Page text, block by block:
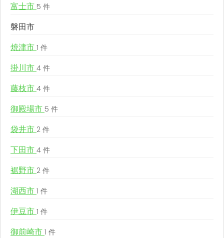
富士市 5 件
磐田市
焼津市 1 件
掛川市 4 件
藤枝市 4 件
御殿場市 5 件
袋井市 2 件
下田市 4 件
裾野市 2 件
湖西市 1 件
伊豆市 1 件
御前崎市 1 件